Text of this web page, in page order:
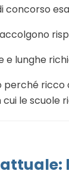
concorso
e lunghe
ricco
cui le scuole